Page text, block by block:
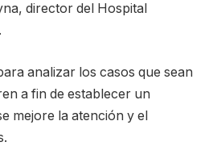
director del Hospital
analizar los casos que sean
a fin de establecer un
mejore la atención y el